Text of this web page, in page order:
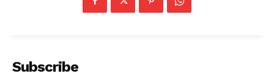
Subscribe